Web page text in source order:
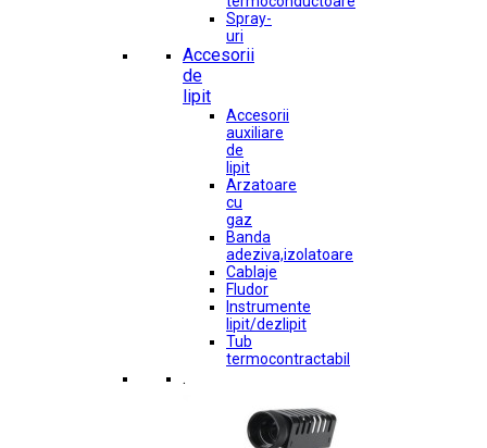
Spray-
uri
Accesorii
de
lipit
Accesorii
auxiliare
de
lipit
Arzatoare
cu
gaz
Banda
adeziva,izolatoare
Cablaje
Fludor
Instrumente
lipit/dezlipit
Tub
termocontractabil
.